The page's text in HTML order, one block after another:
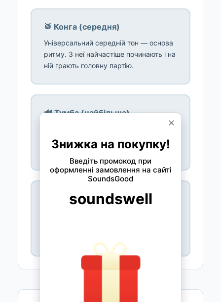
🥁 Конга (середня)
Універсальний середній тон — основа
ритму. З неї найчастіше починають і на
ній грають головну партію.
🔊 Тумба (найбільша)
фундамент набору. Дає повний,
потужний звук у нижньому регістрі.
🎪 Набори на стійці